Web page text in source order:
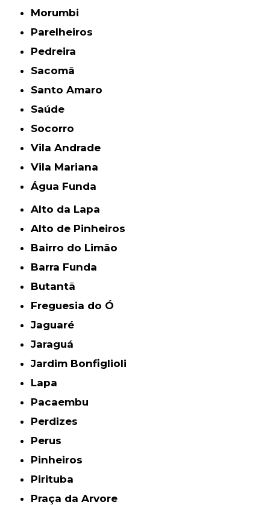
Morumbi
Parelheiros
Pedreira
Sacomã
Santo Amaro
Saúde
Socorro
Vila Andrade
Vila Mariana
Água Funda
Alto da Lapa
Alto de Pinheiros
Bairro do Limão
Barra Funda
Butantã
Freguesia do Ó
Jaguaré
Jaraguá
Jardim Bonfiglioli
Lapa
Pacaembu
Perdizes
Perus
Pinheiros
Pirituba
Praça da Arvore